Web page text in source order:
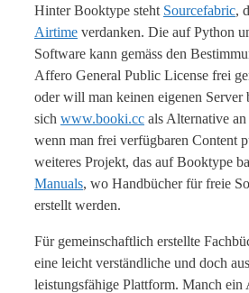
Hinter Booktype steht Sourcefabric,
Airtime verdanken. Die auf Python
Software kann gemäss den
Affero General Public License frei
oder will man keinen eigenen Server
sich www.booki.cc als Alternative
wenn man frei verfügbaren Content
weiteres Projekt, das auf Booktype
Manuals, wo Handbücher für freie
erstellt werden.
Für gemeinschaftlich erstellte
eine leicht verständliche und doch
leistungsfähige Plattform. Manch ein